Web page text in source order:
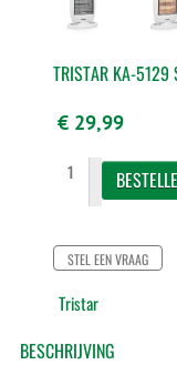
TRISTAR KA-5129
€ 29,99
STEL EEN VRAAG
Tristar
BESCHRIJVING